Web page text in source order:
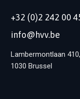
+32 (0)2 242 00
info@hvv.be
Lambermontlaan
1030 Brussel